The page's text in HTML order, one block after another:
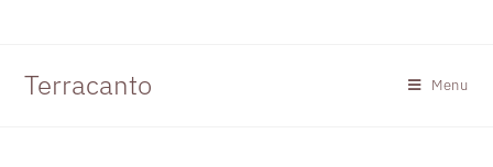
Terracanto Menu